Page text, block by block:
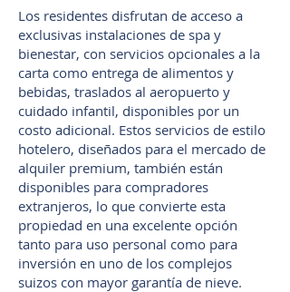
Los residentes disfrutan de acceso a
exclusivas instalaciones de spa y
bienestar, con servicios opcionales a la
carta como entrega de alimentos y
bebidas, traslados al aeropuerto y
cuidado infantil, disponibles por un
costo adicional. Estos servicios de estilo
hotelero, diseñados para el mercado de
alquiler premium, también están
disponibles para compradores
extranjeros, lo que convierte esta
propiedad en una excelente opción
tanto para uso personal como para
inversión en uno de los complejos
suizos con mayor garantía de nieve.